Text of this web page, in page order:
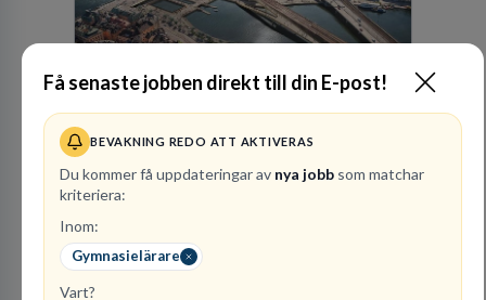
Få senaste jobben direkt till din E-post!
BEVAKNING REDO ATT AKTIVERAS
Du kommer få uppdateringar av nya jobb som matchar
kriteriera:
Inom:
Gymnasielärare
Vart?
Stockholms stad -
Utbildningsförvaltning
en
73lediga jobb
Utbildningsförvaltningen i Stockholms stad är
Sveriges största kommunala förvaltning, med
närmare 16 000 medarbetare och cirka 170
kommunala grundskolor och gymnasieskolor